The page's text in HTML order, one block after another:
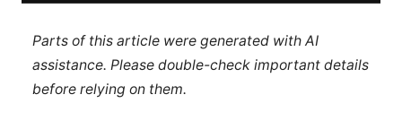
Parts of this article were generated with AI
assistance. Please double-check important details
before relying on them.